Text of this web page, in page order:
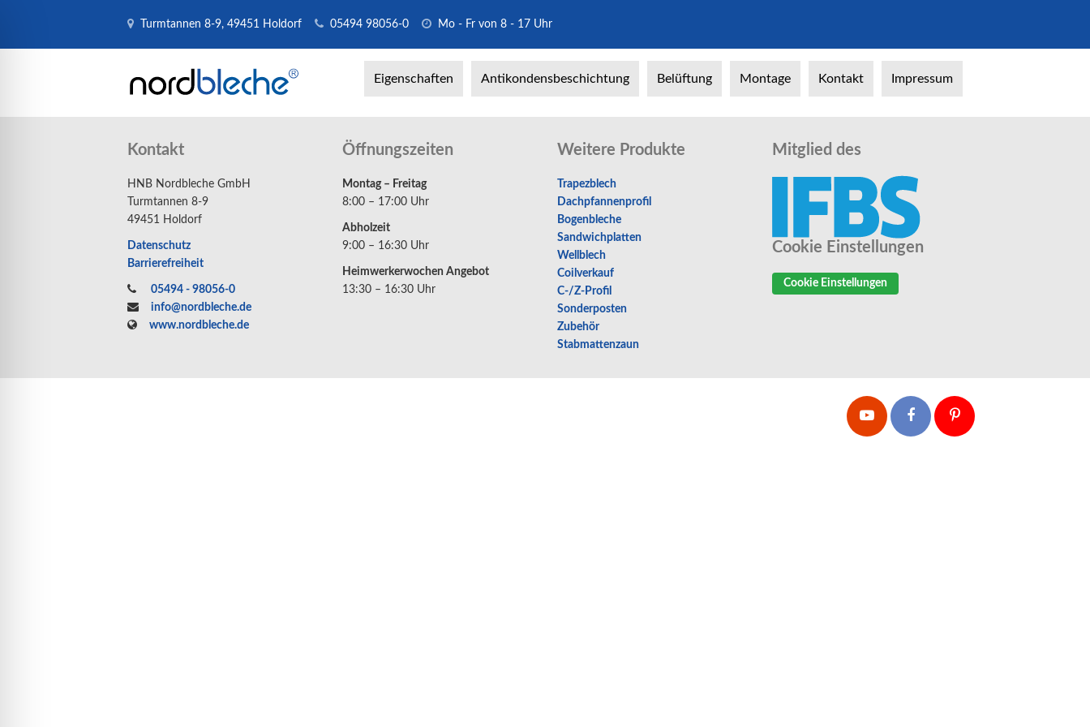
Turmtannen 8-9, 49451 Holdorf 05494 98056-0 Mo - Fr von 8 - 17 Uhr
Eigenschaften Antikondensbeschichtung Belüftung Montage Kontakt Impressum
Kontakt
HNB Nordbleche GmbH
Turmtannen 8-9
49451 Holdorf
Datenschutz
Barrierefreiheit
05494 - 98056-0
info@nordbleche.de
www.nordbleche.de
Öffnungszeiten
Montag – Freitag
8:00 – 17:00 Uhr
Abholzeit
9:00 – 16:30 Uhr
Heimwerkerwochen Angebot
13:30 – 16:30 Uhr
Weitere Produkte
Trapezblech
Dachpfannenprofil
Bogenbleche
Sandwichplatten
Wellblech
Coilverkauf
C-/Z-Profil
Sonderposten
Zubehör
Stabmattenzaun
Mitglied des
Cookie Einstellungen
Cookie Einstellungen